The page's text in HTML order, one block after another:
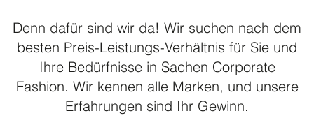
Denn dafür sind wir da! Wir suchen nach dem
besten Preis-Leistungs-Verhältnis für Sie und
Ihre Bedürfnisse in Sachen Corporate
Fashion. Wir kennen alle Marken, und unsere
Erfahrungen sind Ihr Gewinn.